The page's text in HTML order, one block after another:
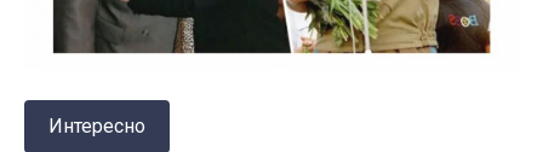
Интересно